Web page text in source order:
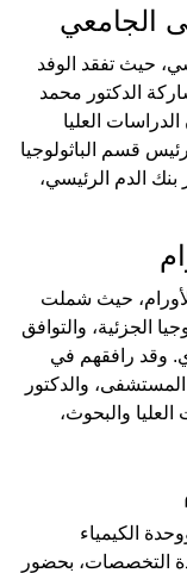
الجامعي
حيث تفقد الوفد
الدكتور محمد
العليا
قسم الباثولوجيا
بنك الدم الرئيسي،
حيث شملت
الجزئية، والتوافق
وقد رافقهم في
المستشفى، والدكتور
والبحوث،
الكيمياء
التخصصات، بحضور